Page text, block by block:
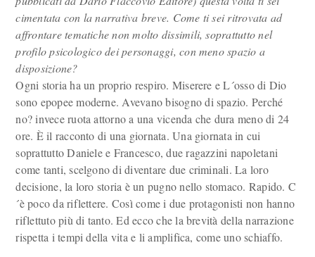
cimentata con la narrativa breve. Come ti sei ritrovata ad
affrontare tematiche non molto dissimili, soprattutto nel
profilo psicologico dei personaggi, con meno spazio a
disposizione?
Ogni storia ha un proprio respiro. Miserere e L´osso di Dio
sono epopee moderne. Avevano bisogno di spazio. Perché
no? invece ruota attorno a una vicenda che dura meno di 24
ore. È il racconto di una giornata. Una giornata in cui
soprattutto Daniele e Francesco, due ragazzini napoletani
come tanti, scelgono di diventare due criminali. La loro
decisione, la loro storia è un pugno nello stomaco. Rapido. C
´è poco da riflettere. Così come i due protagonisti non hanno
riflettuto più di tanto. Ed ecco che la brevità della narrazione
rispetta i tempi della vita e li amplifica, come uno schiaffo.